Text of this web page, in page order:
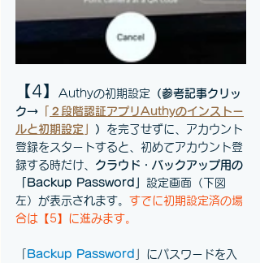
【4】 Authyの初期設定 （参考記事クリッ
ク→
２段階認証アプリAuthyのインストー
ルと初期設定
） を完了せずに、アカウント
登録をスタートすると、初めてアカウント登
録する時だけ
クラウド・バックアップ用の
「Backup Password」 設定画面（下図
左）が表示されます。 すでに初期設定済の場
合は【5】に進みます。
Backup Password
」にパスワードを入